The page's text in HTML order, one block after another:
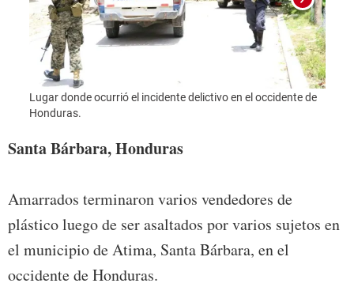
Lugar donde ocurrió el incidente delictivo en el occidente de
Honduras.
Santa Bárbara, Honduras
Amarrados terminaron varios vendedores de
plástico luego de ser asaltados por varios sujetos en
el municipio de Atima, Santa Bárbara, en el
occidente de Honduras.